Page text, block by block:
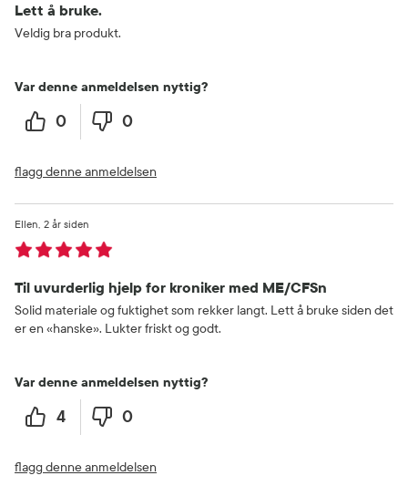
Lett å bruke.
Veldig bra produkt.
Var denne anmeldelsen nyttig?
0 0
flagg denne anmeldelsen
Til uvurderlig hjelp for kroniker med ME/CFSn
2 år siden
Ellen
Solid materiale og fuktighet som rekker langt. Lett å bruke siden det
er en «hanske». Lukter friskt og godt.
Var denne anmeldelsen nyttig?
4 0
flagg denne anmeldelsen